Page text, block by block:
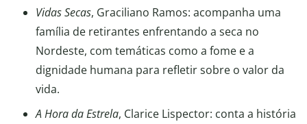
Vidas Secas, Graciliano Ramos: acompanha uma
família de retirantes enfrentando a seca no
Nordeste, com temáticas como a fome e a
dignidade humana para refletir sobre o valor da
vida.
A Hora da Estrela, Clarice Lispector: conta a história